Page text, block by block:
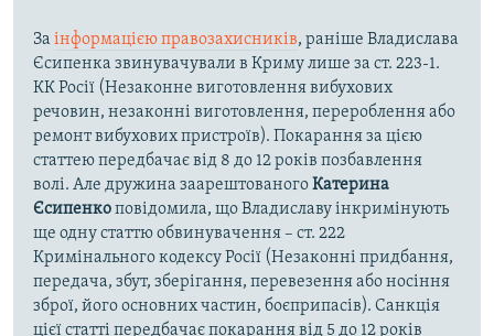
За інформацією правозахисників, раніше Владислава
Єсипенка звинувачували в Криму лише за ст. 223-1.
КК Росії (Незаконне виготовлення вибухових
речовин, незаконні виготовлення, перероблення або
ремонт вибухових пристроїв). Покарання за цією
статтею передбачає від 8 до 12 років позбавлення
волі. Але дружина заарештованогоКатерина
Єсипенкоповідомила, що Владиславу інкримінують
ще одну статтю обвинувачення – ст. 222
Кримінального кодексу Росії (Незаконні придбання,
передача, збут, зберігання, перевезення або носіння
зброї, його основних частин, боєприпасів). Санкція
цієї статті передбачає покарання від 5 до 12 років